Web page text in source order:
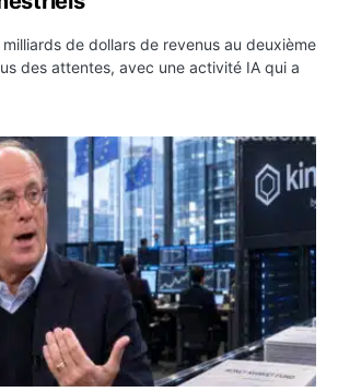
de dollars de revenus au deuxième
des attentes, avec une activité IA qui a
311 milliards de dollars de fonds